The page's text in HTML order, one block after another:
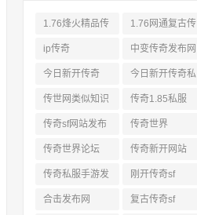
1.76烽火精品传
奇私服网站
1.76网通复古传
奇sf
ip传奇 中变传奇发布网
今日新开传奇
今日新开传奇私
服发布网
传世网类似知识 传奇1.85私服
传奇sf网站发布
网
传奇世界
传奇世界论坛 传奇新开网站
传奇私服手游发
布网三端
刚开传奇sf
合击发布网 复古传奇sf